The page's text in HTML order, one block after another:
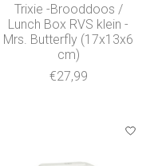
Trixie -Brooddoos /
Lunch Box RVS klein -
Mrs. Butterfly (17x13x6
cm)
€27,99